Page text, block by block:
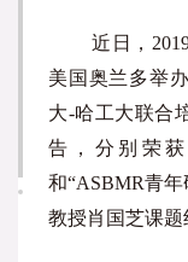
近日，
美国奥兰多举
大-哈工大联合
告，分别荣
和“ASBMR青
教授肖国芝课题